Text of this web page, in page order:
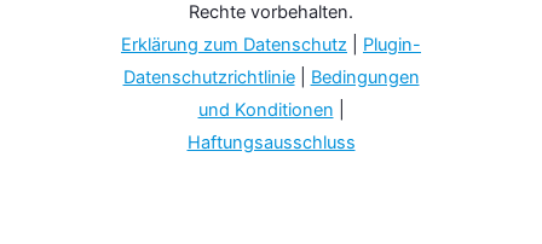
Rechte vorbehalten.
Erklärung zum Datenschutz
Plugin-
Datenschutzrichtlinie| Bedingungen
und Konditionen
Haftungsausschluss